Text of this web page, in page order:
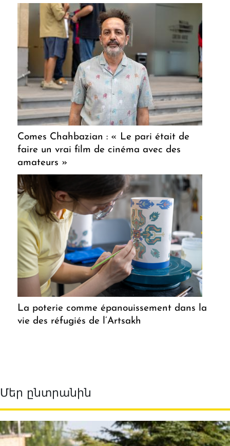
Comes Chahbazian : « Le pari était de
faire un vrai film de cinéma avec des
amateurs »
La poterie comme épanouissement dans la
vie des réfugiés de l’Artsakh
Մեր ընտրանին